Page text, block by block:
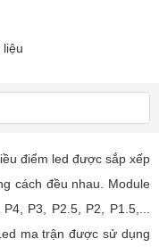
liệu
điểm led được sắp xếp
cách đều nhau. Module
P3, P2.5, P2, P1.5,...
ma trận được sử dụng